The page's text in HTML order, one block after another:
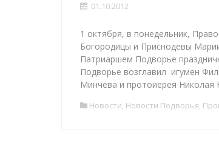
01.10.2012
1 октября, в понедельник,
Богородицы и Приснодевы
Патриаршем Подворье
Подворье возглавил игумен
Минчева и протоиерея Николая
Новости, Новости Подворья,